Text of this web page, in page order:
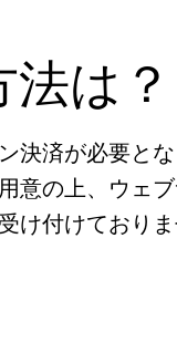
は？
決済が必要と
意の上、ウェ
け付けておりま